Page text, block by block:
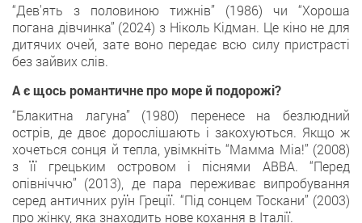
“Дев'ять з половиною тижнів” (1986) чи “Хороша
погана дівчинка” (2024) з Ніколь Кідман. Це кіно не для
дитячих очей, зате воно передає всю силу пристрасті
без зайвих слів.
А є щось романтичне про море й подорожі?
“Блакитна лагуна” (1980) перенесе на безлюдний
острів, де двоє дорослішають і закохуються. Якщо ж
хочеться сонця й тепла, увімкніть “Мамма Міа!” (2008)
з її грецьким островом і піснями ABBA. “Перед
опівніччю” (2013), де пара переживає випробування
серед античних руїн Греції. “Під сонцем Тоскани” (2003)
про жінку, яка знаходить нове кохання в Італії.